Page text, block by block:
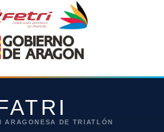
ARAGONESA DE TRIATLÓN